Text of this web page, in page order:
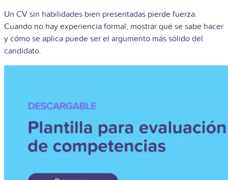
Un CV sin habilidades bien presentadas pierde fuerza.
Cuando no hay experiencia formal, mostrar qué se sabe hacer
y cómo se aplica puede ser el argumento más sólido del
candidato.